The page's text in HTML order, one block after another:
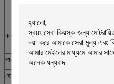
সমর্থন টি = 0, টি = 1
কার্ড মাত্রা
প্রস্থ: 53,92 ~
বেধ: 0.76 ~ 1mm
পাওয়ার সাপ্লাই
DC5V 5% ±
যোগাযোগ ইন্টারফেস